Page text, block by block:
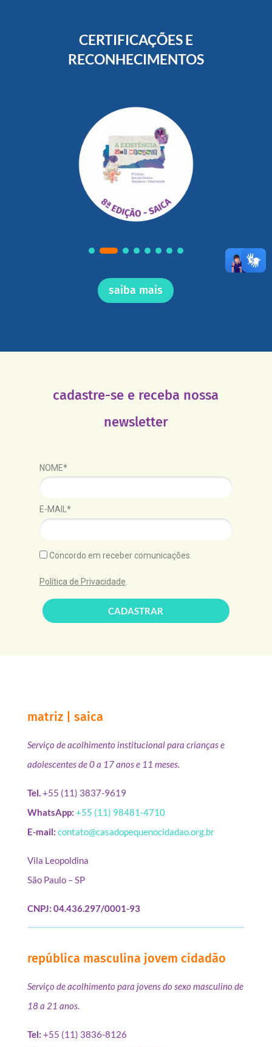
CERTIFICAÇÕES E
RECONHECIMENTOS
saiba mais
cadastre-se e receba nossa
newsletter
NOME*
E-MAIL*
Concordo em receber comunicações.
Política de Privacidade
CADASTRAR
matriz | saica
Serviço de acolhimento institucional para crianças e
adolescentes de 0 a 17 anos e 11 meses.
Tel.+55 (11) 3837-9619
WhatsApp: +55 (11) 98481-4710
E-mail: contato@casadopequenocidadao.org.br
Vila Leopoldina
São Paulo – SP
CNPJ: 04.436.297/0001-93
república masculina jovem cidadão
Serviço de acolhimento para jovens do sexo masculino de
18 a 21 anos.
Tel: +55 (11) 3836-8126